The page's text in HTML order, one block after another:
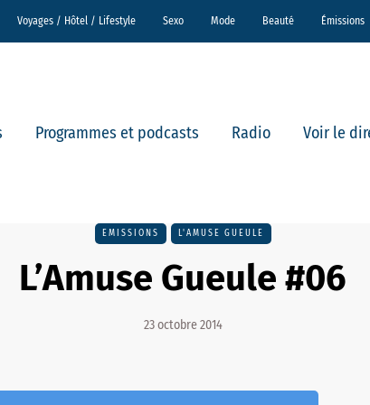
Voyages / Hôtel / Lifestyle Sexo Mode Beauté Émissions
Programmes et podcasts Radio Voir le
EMISSIONS L'AMUSE GUEULE
L’Amuse Gueule #06
23 octobre 2014